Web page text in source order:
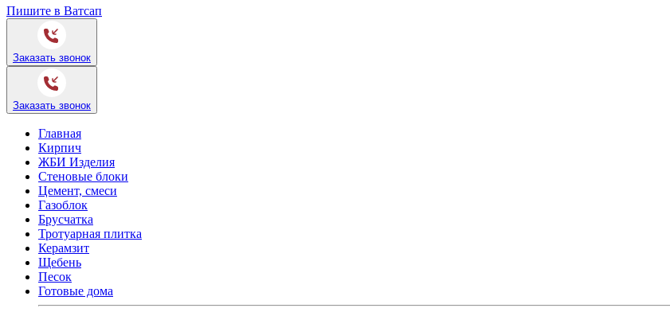
Пишите в Ватсап
Заказать звонок
Заказать звонок
Главная
Кирпич
ЖБИ Изделия
Стеновые блоки
Цемент, смеси
Газоблок
Брусчатка
Тротуарная плитка
Керамзит
Щебень
Песок
Готовые дома